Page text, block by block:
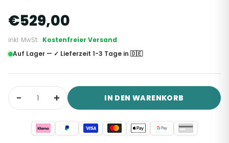
€529,00
inkl. MwSt. · Kostenfreier Versand
Auf Lager — ✓ Lieferzeit 1-3 Tage in 🇩🇪
IN DEN WARENKORB